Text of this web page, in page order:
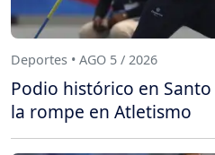
Deportes • AGO 5 / 2026
Podio histórico en
la rompe en Atletismo